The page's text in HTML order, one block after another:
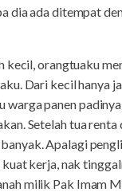
dia ada ditempat
kecil, orangtuaku
Dari kecil hanya
warga panen
Setelah tua
Apalagi
kerja, nak
milik Pak Imam